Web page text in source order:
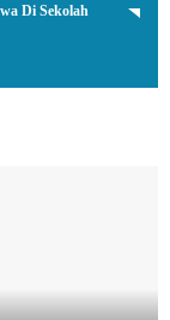
Di Sekolah